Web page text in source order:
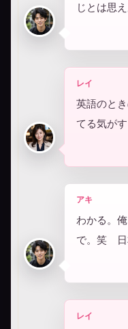
じとは思え
レイ
英語のと
てる気が
アキ
わかる。
で。笑 日
レイ